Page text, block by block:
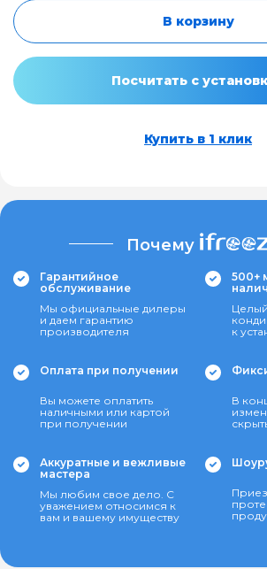
В корзину
Посчитать с
Купить в 1 клик
Почему
Гарантийное
обслуживание
Мы официальные дилеры
и даем гарантию
производителя
500+
к
Оплата при получении
Вы можете оплатить
наличными или картой
при получении
В
Аккуратные и вежливые
мастера
Мы любим свое дело. С
уважением относимся к
вам и вашему имуществу